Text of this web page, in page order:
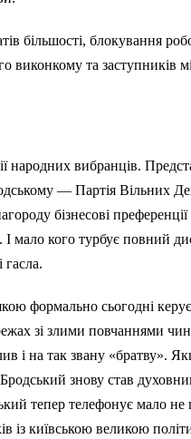
більшості, блокування
виконкому та заступників
народних вибранців.
— Партія Вільних
бізнесові
кого турбує повний
формально сьогодні
зі злими повчаннями
і на так звану «братву».
знову став
тепер телефонує мало не
київською великою